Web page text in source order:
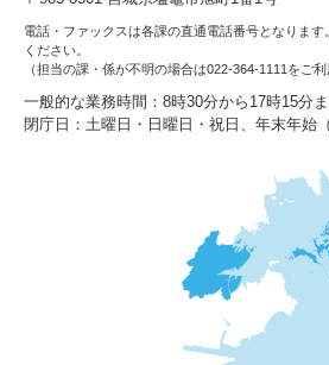
電話・ファックスは各課の直通電話番号となります。
ください。
（担当の課・係が不明の場合は022-364-1111をご利
一般的な業務時間：8時30分から17時15分
閉庁日：土曜日・日曜日・祝日、年末年始